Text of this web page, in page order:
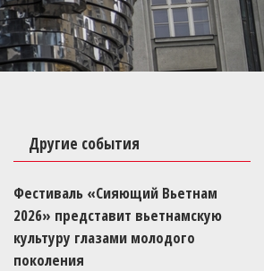
Другие события
Фестиваль «Сияющий Вьетнам
2026» представит вьетнамскую
культуру глазами молодого
поколения